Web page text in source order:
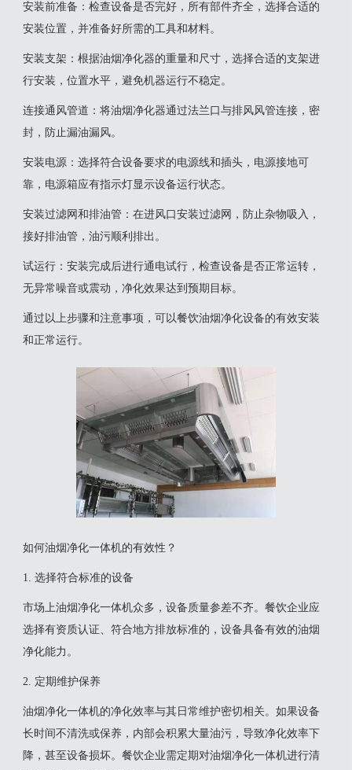
‌安装前准备‌：检查设备是否完好，所有部件齐全，选择合适的
安装位置，并准备好所需的工具和材料‌。
‌安装支架‌：根据油烟净化器的重量和尺寸，选择合适的支架进
行安装，位置水平，避免机器运行不稳定‌。
‌连接通风管道‌：将油烟净化器通过法兰口与排风风管连接，密
封，防止漏油漏风‌。
‌安装电源‌：选择符合设备要求的电源线和插头，电源接地可
靠，电源箱应有指示灯显示设备运行状态‌。
‌安装过滤网和排油管‌：在进风口安装过滤网，防止杂物吸入，
接好排油管，油污顺利排出‌。
‌试运行‌：安装完成后进行通电试行，检查设备是否正常运转，
无异常噪音或震动，净化效果达到预期目标‌。
通过以上步骤和注意事项，可以餐饮油烟净化设备的有效安装
和正常运行。
如何油烟净化一体机的有效性？
1. 选择符合标准的设备
市场上油烟净化一体机众多，设备质量参差不齐。餐饮企业应
选择有资质认证、符合地方排放标准的，设备具备有效的油烟
净化能力。
2. 定期维护保养
油烟净化一体机的净化效率与其日常维护密切相关。如果设备
长时间不清洗或保养，内部会积累大量油污，导致净化效率下
降，甚至设备损坏。餐饮企业需定期对油烟净化一体机进行清